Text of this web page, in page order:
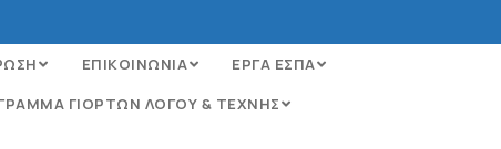
ΕΠΙΚΟΙΝΩΝΙΑ
ΕΡΓΑ ΕΣΠΑ
ΓΙΟΡΤΩΝ ΛΟΓΟΥ & ΤΕΧΝΗΣ